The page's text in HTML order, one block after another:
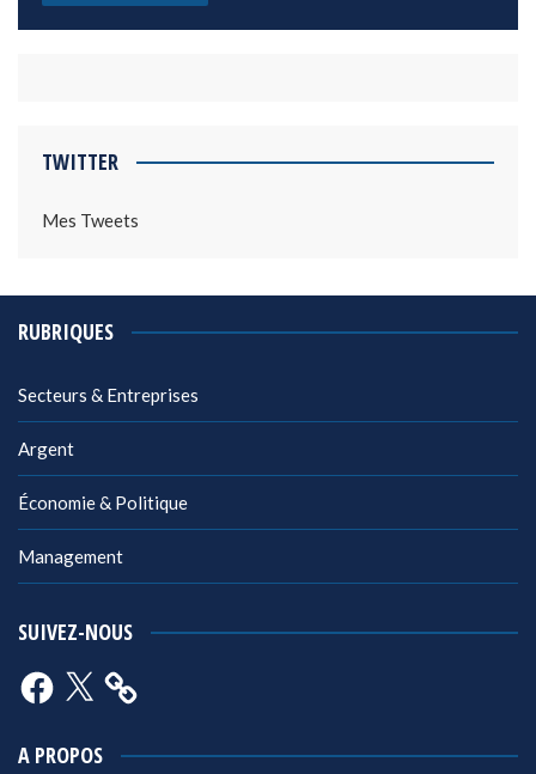
TWITTER
Mes Tweets
RUBRIQUES
Secteurs & Entreprises
Argent
Économie & Politique
Management
SUIVEZ-NOUS
Facebook
X
A PROPOS